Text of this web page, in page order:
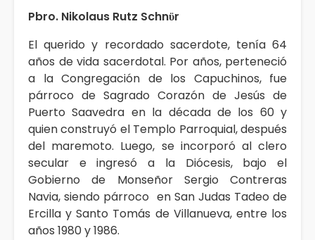
Pbro. Nikolaus Rutz Schnϋr
El querido y recordado sacerdote, tenía 64
años de vida sacerdotal. Por años, perteneció
a la Congregación de los Capuchinos, fue
párroco de Sagrado Corazón de Jesús de
Puerto Saavedra en la década de los 60 y
quien construyó el Templo Parroquial, después
del maremoto. Luego, se incorporó al clero
secular e ingresó a la Diócesis, bajo el
Gobierno de Monseñor Sergio Contreras
Navia, siendo párroco en San Judas Tadeo de
Ercilla y Santo Tomás de Villanueva, entre los
años 1980 y 1986.